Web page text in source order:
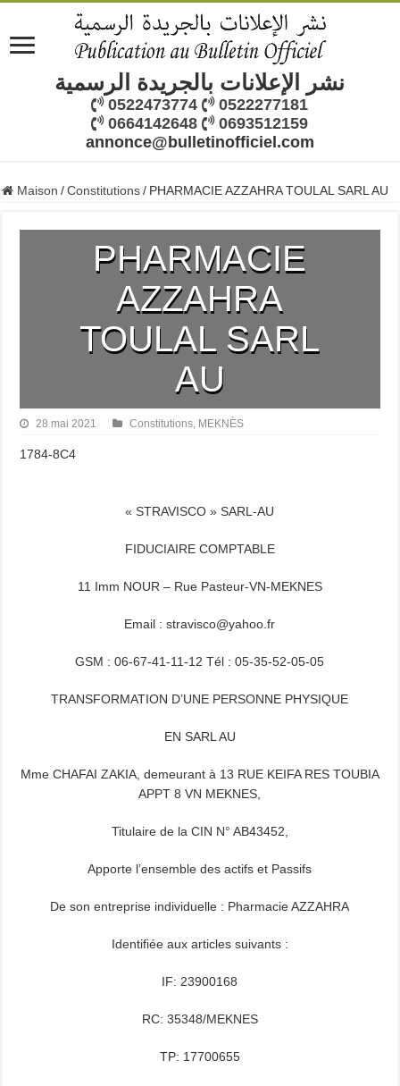
نشر الإعلانات بالجريدة الرسمية
0522473774
0522277181
0664142648
0693512159
annonce@bulletinofficiel.com
Maison / Constitutions / PHARMACIE AZZAHRA TOULAL SARL AU
PHARMACIE
AZZAHRA
TOULAL SARL
AU
28 mai 2021 Constitutions, MEKNÈS
1784-8C4
« STRAVISCO » SARL-AU
FIDUCIAIRE COMPTABLE
11 Imm NOUR – Rue Pasteur-VN-MEKNES
Email : stravisco@yahoo.fr
GSM : 06-67-41-11-12 Tél : 05-35-52-05-05
TRANSFORMATION D’UNE PERSONNE PHYSIQUE
EN SARL AU
Mme CHAFAI ZAKIA, demeurant à 13 RUE KEIFA RES TOUBIA
APPT 8 VN MEKNES,
Titulaire de la CIN N° AB43452,
Apporte l’ensemble des actifs et Passifs
De son entreprise individuelle : Pharmacie AZZAHRA
Identifiée aux articles suivants :
IF: 23900168
RC: 35348/MEKNES
TP: 17700655